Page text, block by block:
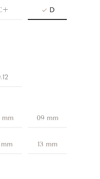
D
mm 09 mm
mm 13 mm